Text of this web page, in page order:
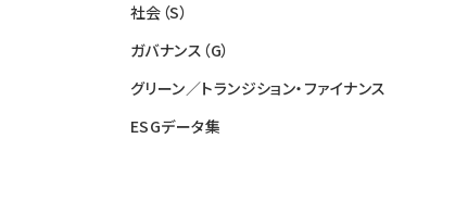
社会（S）
ガバナンス（G）
グリーン／トランジション・ファイナンス
ESGデータ集